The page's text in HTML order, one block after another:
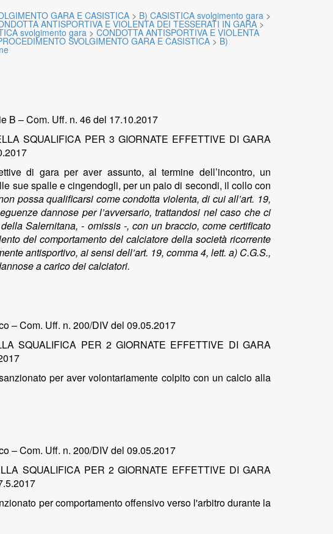
GARA E CASISTICA > B) CASISTICA svolgimento gara >
ANTISPORTIVA E VIOLENTA DEI TESSERATI IN GARA >
svolgimento gara > CONDOTTA ANTISPORTIVA E VIOLENTA
SVOLGIMENTO GARA E CASISTICA > B)
B – Com. Uff. n. 46 del 17.10.2017
SQUALIFICA PER 3 GIORNATE EFFETTIVE DI GARA
di gara per aver assunto, al termine dell’incontro, un
sue spalle e cingendogli, per un paio di secondi, il collo con
possa qualificarsi come condotta violenta, di cui all’art. 19,
dannose per l’avversario, trattandosi nel caso che ci
Salernitana, - omissis -, con un braccio, come certificato
del comportamento del calciatore della società ricorrente
antisportivo, ai sensi dell’art. 19, comma 4, lett. a) C.G.S.,
a carico dei calciatori.
– Com. Uff. n. 200/DIV del 09.05.2017
SQUALIFICA PER 2 GIORNATE EFFETTIVE DI GARA
per aver volontariamente colpito con un calcio alla
– Com. Uff. n. 200/DIV del 09.05.2017
SQUALIFICA PER 2 GIORNATE EFFETTIVE DI GARA
per comportamento offensivo verso l'arbitro durante la